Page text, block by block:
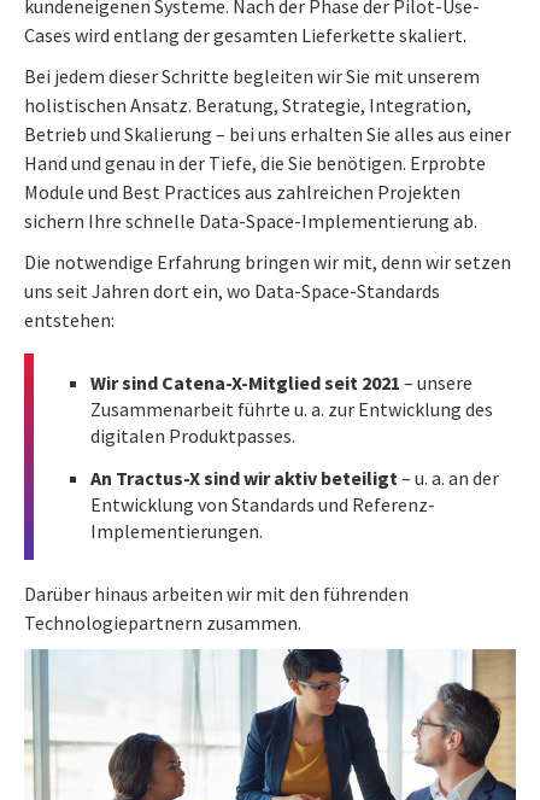
kundeneigenen Systeme. Nach der Phase der Pilot-Use-
Cases wird entlang der gesamten Lieferkette skaliert.
Bei jedem dieser Schritte begleiten wir Sie mit unserem
holistischen Ansatz. Beratung, Strategie, Integration,
Betrieb und Skalierung – bei uns erhalten Sie alles aus einer
Hand und genau in der Tiefe, die Sie benötigen. Erprobte
Module und Best Practices aus zahlreichen Projekten
sichern Ihre schnelle Data-Space-Implementierung ab.
Die notwendige Erfahrung bringen wir mit, denn wir setzen
uns seit Jahren dort ein, wo Data-Space-Standards
entstehen:
Wir sind Catena-X-Mitglied seit 2021 – unsere
Zusammenarbeit führte u. a. zur Entwicklung des
digitalen Produktpasses.
An Tractus-X sind wir aktiv beteiligt– u. a. an der
Entwicklung von Standards und Referenz-
Implementierungen.
Darüber hinaus arbeiten wir mit den führenden
Technologiepartnern zusammen.